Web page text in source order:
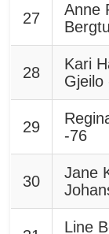
27
Anne
28
Kari
Gjeilo
29
-76
30
Jane
Line